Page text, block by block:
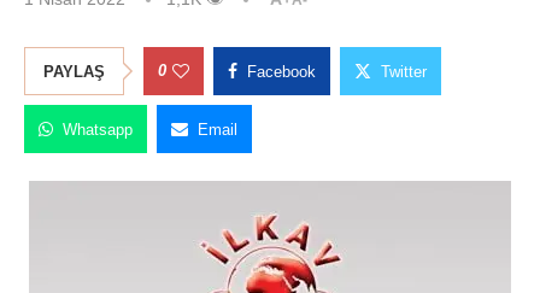
PAYLAŞ 0 Facebook Twitter
Whatsapp Email